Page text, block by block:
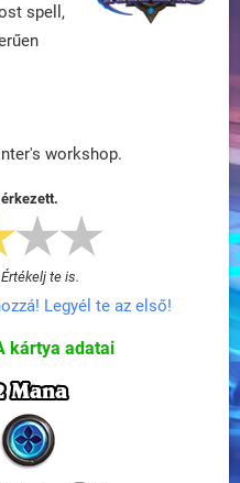
spell,
workshop.
Értékelj te is.
Legyél te az első!
kártya adatai
Mana